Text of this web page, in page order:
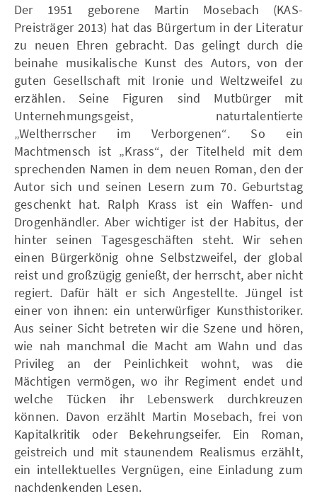
Der 1951 geborene Martin Mosebach (KAS-
Preisträger 2013) hat das Bürgertum in der Literatur
zu neuen Ehren gebracht. Das gelingt durch die
beinahe musikalische Kunst des Autors, von der
guten Gesellschaft mit Ironie und Weltzweifel zu
erzählen. Seine Figuren sind Mutbürger mit
Unternehmungsgeist, naturtalentierte
„Weltherrscher im Verborgenen“. So ein
Machtmensch ist „Krass“, der Titelheld mit dem
sprechenden Namen in dem neuen Roman, den der
Autor sich und seinen Lesern zum 70. Geburtstag
geschenkt hat. Ralph Krass ist ein Waffen- und
Drogenhändler. Aber wichtiger ist der Habitus, der
hinter seinen Tagesgeschäften steht. Wir sehen
einen Bürgerkönig ohne Selbstzweifel, der global
reist und großzügig genießt, der herrscht, aber nicht
regiert. Dafür hält er sich Angestellte. Jüngel ist
einer von ihnen: ein unterwürfiger Kunsthistoriker.
Aus seiner Sicht betreten wir die Szene und hören,
wie nah manchmal die Macht am Wahn und das
Privileg an der Peinlichkeit wohnt, was die
Mächtigen vermögen, wo ihr Regiment endet und
welche Tücken ihr Lebenswerk durchkreuzen
können. Davon erzählt Martin Mosebach, frei von
Kapitalkritik oder Bekehrungseifer. Ein Roman,
geistreich und mit staunendem Realismus erzählt,
ein intellektuelles Vergnügen, eine Einladung zum
nachdenkenden Lesen.